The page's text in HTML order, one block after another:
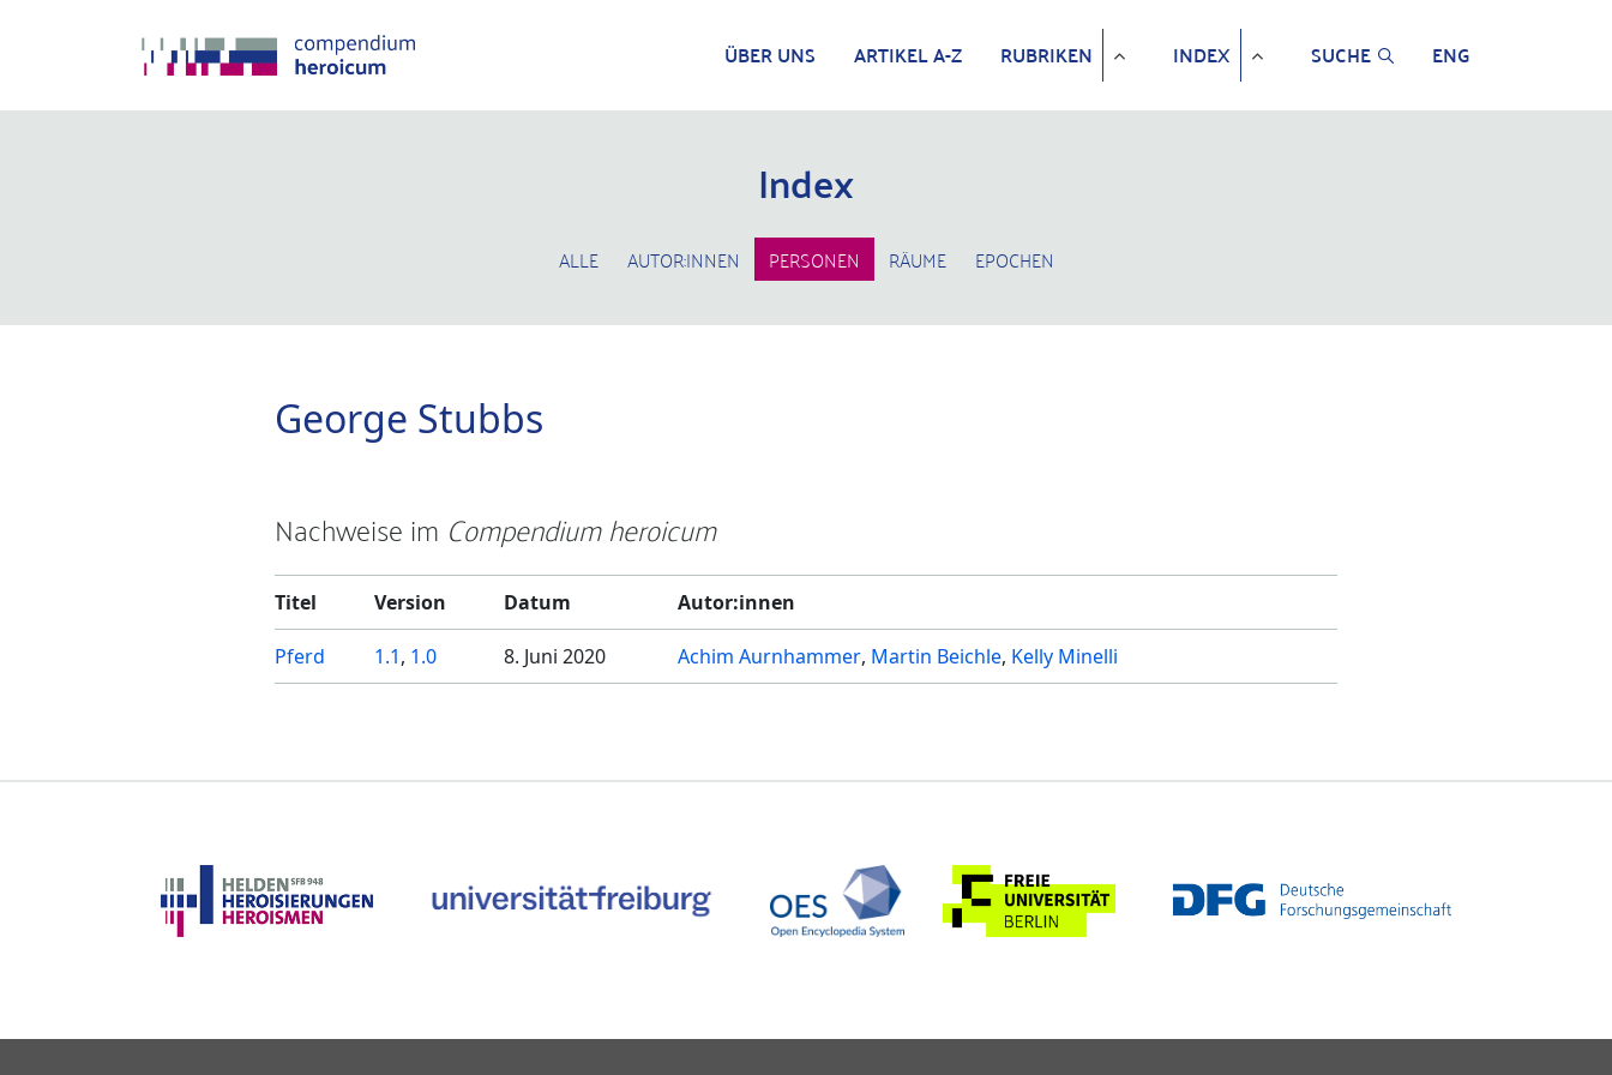
ÜBER UNS ARTIKEL A-Z RUBRIKEN INDEX SUCHE ENG
Index
ALLE AUTOR:INNEN PERSONEN RÄUME EPOCHEN
George Stubbs
Nachweise im Compendium heroicum
Titel Version Datum Autor:innen
Pferd 1.1, 1.0 8. Juni 2020 Achim Aurnhammer Martin Beichle Kelly Minelli